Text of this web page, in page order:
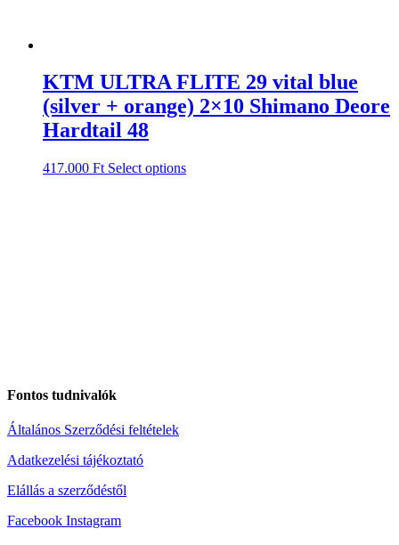
KTM ULTRA FLITE 29 vital blue
(silver + orange) 2×10 Shimano Deore
Hardtail 48
417.000 Ft Select options
Fontos tudnivalók
Általános Szerződési feltételek
Adatkezelési tájékoztató
Elállás a szerződéstől
Facebook Instagram